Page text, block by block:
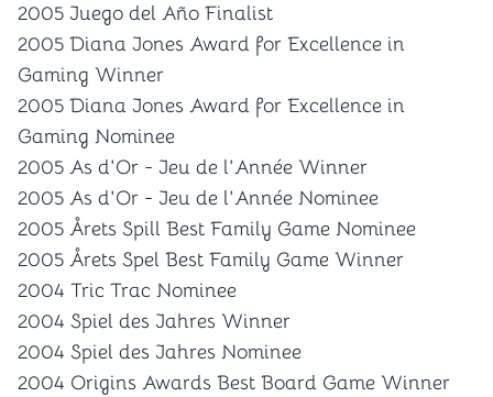
2005 Juego del Año Finalist
2005 Diana Jones Award for Excellence in
Gaming Winner
2005 Diana Jones Award for Excellence in
Gaming Nominee
2005 As d'Or - Jeu de l'Année Winner
2005 As d'Or - Jeu de l'Année Nominee
2005 Årets Spill Best Family Game Nominee
2005 Årets Spel Best Family Game Winner
2004 Tric Trac Nominee
2004 Spiel des Jahres Winner
2004 Spiel des Jahres Nominee
2004 Origins Awards Best Board Game Winner